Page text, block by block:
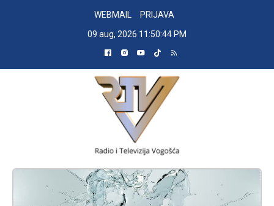
WEBMAIL
PRIJAVA
09 aug, 2026 11:50:45 PM
RADIO TELEVIZIJA VOGOŠĆA